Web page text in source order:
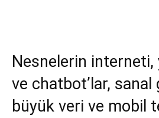
Nesnelerin interneti,
ve chatbot’lar, sanal
büyük veri ve mobil